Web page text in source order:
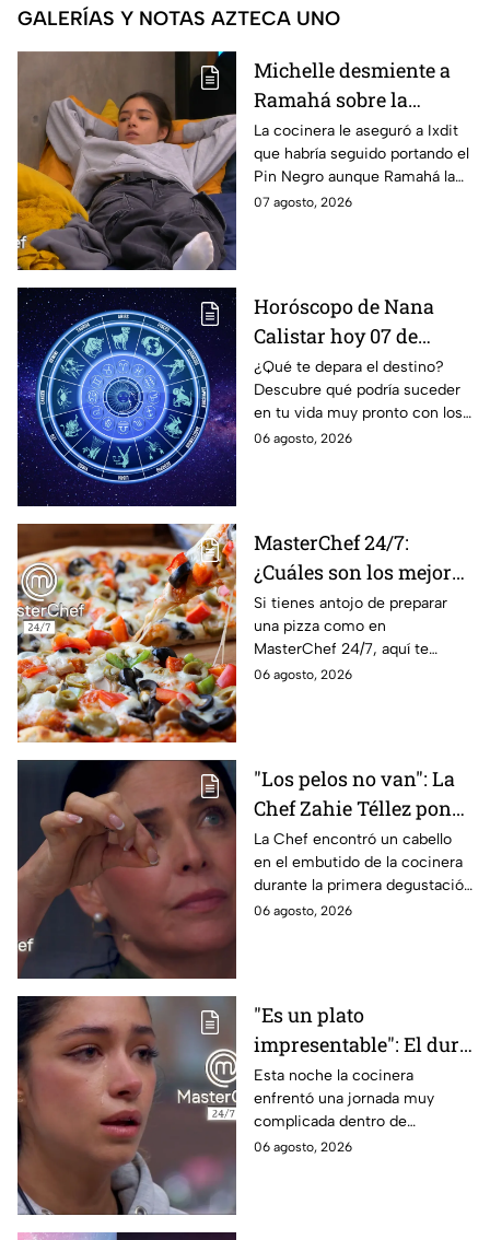
GALERÍAS Y NOTAS AZTECA UNO
Michelle desmiente a
Ramahá sobre la
designación del Pin
Negro a un integrante
de las "Divas" en
MasterChef 24/7
La cocinera le aseguró a Ixdit
que habría seguido portando el
Pin Negro aunque Ramahá la
hubiera subido al balcón
07 agosto, 2026
Horóscopo de Nana
Calistar hoy 07 de
agosto; estos signos
podrían dejar de estar
solteros más pronto de
lo que imaginan y
¿Qué te depara el destino?
Descubre qué podría suceder
en tu vida muy pronto con los
horóscopos de Nana Calistar;
06 agosto, 2026
MasterChef 24/7:
¿Cuáles son los mejores
quesos para preparar
pizza en casa?
Si tienes antojo de preparar
una pizza como en
MasterChef 24/7, aquí te
contamos todo lo que debes
06 agosto, 2026
"Los pelos no van": La
Chef Zahie Téllez pone
en evidencia a Carmen
en la gala de mandiles
negros de MasterChef
24/7
La Chef encontró un cabello
en el embutido de la cocinera
durante la primera degustación
de la noche
06 agosto, 2026
"Es un plato
impresentable": El duro
regaño que hizo llorar a
Michelle dentro de
MasterChef 24/7
Esta noche la cocinera
enfrentó una jornada muy
complicada dentro de
MasterChef 24/7.
06 agosto, 2026